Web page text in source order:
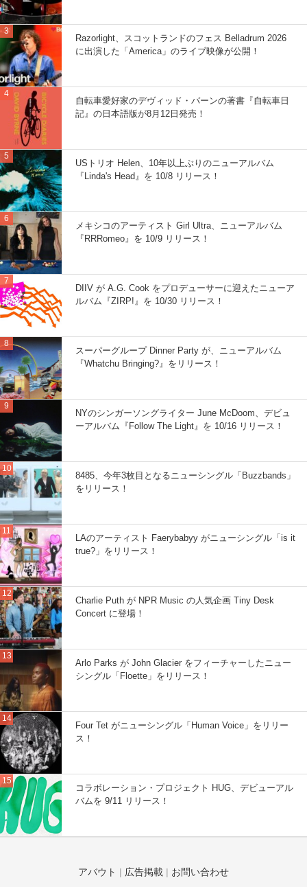
Razorlight、スコットランドのフェス Belladrum 2026
に出演した「America」のライブ映像が公開！
自転車愛好家のデヴィッド・バーンの著書『自転車日
記』の日本語版が8月12日発売！
USトリオ Helen、10年以上ぶりのニューアルバム
『Linda's Head』を 10/8 リリース！
メキシコのアーティスト Girl Ultra、ニューアルバム
『RRRomeo』を 10/9 リリース！
DIIV が A.G. Cook をプロデューサーに迎えたニューア
ルバム『ZIRP!』を 10/30 リリース！
スーパーグループ Dinner Party が、ニューアルバム
『Whatchu Bringing?』をリリース！
NYのシンガーソングライター June McDoom、デビュ
ーアルバム『Follow The Light』を 10/16 リリース！
8485、今年3枚目となるニューシングル「Buzzbands」
をリリース！
LAのアーティスト Faerybabyy がニューシングル「is it
true?」をリリース！
Charlie Puth が NPR Music の人気企画 Tiny Desk
Concert に登場！
Arlo Parks が John Glacier をフィーチャーしたニュー
シングル「Floette」をリリース！
Four Tet がニューシングル「Human Voice」をリリー
ス！
コラボレーション・プロジェクト HUG、デビューアル
バムを 9/11 リリース！
アバウト | 広告掲載 | お問い合わせ